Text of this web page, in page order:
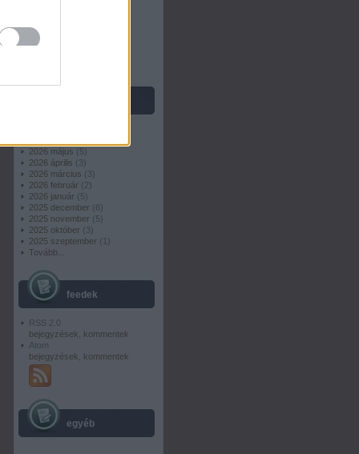
2026 május ( 5)
2026 április ( 3)
2026 március ( 3)
2026 február ( 2)
2026 január ( 5)
2025 december ( 6 )
2025 november ( 5)
2025 október ( 3)
2025 szeptember ( 1 )
Tovább
feedek
RSS 2.0
bejegyzések
kommentek
Atom
bejegyzések
kommentek
egyéb